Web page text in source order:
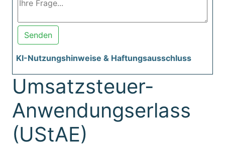
Senden
KI-Nutzungshinweise & Haftungsausschluss
Umsatzsteuer-
Anwendungserlass
(UStAE)